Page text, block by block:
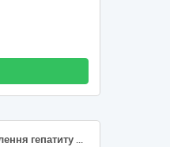
Комбінований тест для виявлення гепатиту В (HBsAg), гепатиту С (HCV), ВІЛ (HIV) та сифілісу (Syphilis), MI-W44 (код ДК 021:2015: 33120000-7 Системи реєстрації медичної інформації та дослідне обладнання; код НК 024:2023: 62052 ВІЛ1/ВІЛ2/ вірус гепатиту C/ вірус гепатиту B, нуклеїнова кислота IVD (діагностика in vitro), набір, аналіз нуклеїнових кислот; НК 031:2024: W01050703 (Комбіновані тести на виявлення вірусів / Скринінгові вірусні панелі). Електроди для ЕКГ («Єдиний закупівельний словник» код ДК 021:2015: 33120000-7 Системи реєстрації медичної інформації та дослідне обладнання; код НК 024:2023: 35035 Електрокардіографічний електрод, одноразовий; код НК 031:2024: C020501 ЕКГ ЕЛЕКТРОДИ)